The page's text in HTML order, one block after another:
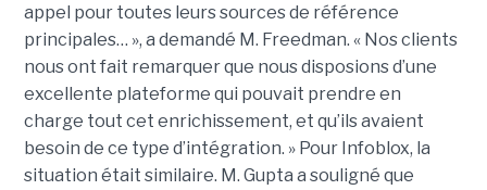
appel pour toutes leurs sources de référence
principales… », a demandé M. Freedman. « Nos clients
nous ont fait remarquer que nous disposions d’une
excellente plateforme qui pouvait prendre en
charge tout cet enrichissement, et qu’ils avaient
besoin de ce type d’intégration. » Pour Infoblox, la
situation était similaire. M. Gupta a souligné que